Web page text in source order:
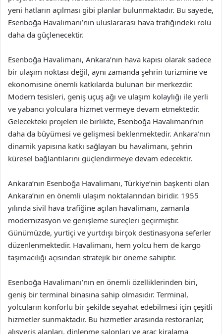
yeni hatların açılması gibi planlar bulunmaktadır. Bu sayede,
Esenboğa Havalimanı’nın uluslararası hava trafiğindeki rolü
daha da güçlenecektir.
Esenboğa Havalimanı, Ankara’nın hava kapısı olarak sadece
bir ulaşım noktası değil, aynı zamanda şehrin turizmine ve
ekonomisine önemli katkılarda bulunan bir merkezdir.
Modern tesisleri, geniş uçuş ağı ve ulaşım kolaylığı ile yerli
ve yabancı yolculara hizmet vermeye devam etmektedir.
Gelecekteki projeleri ile birlikte, Esenboğa Havalimanı’nın
daha da büyümesi ve gelişmesi beklenmektedir. Ankara’nın
dinamik yapısına katkı sağlayan bu havalimanı, şehrin
küresel bağlantılarını güçlendirmeye devam edecektir.
Ankara’nın Esenboğa Havalimanı, Türkiye’nin başkenti olan
Ankara’nın en önemli ulaşım noktalarından biridir. 1955
yılında sivil hava trafiğine açılan havalimanı, zamanla
modernizasyon ve genişleme süreçleri geçirmiştir.
Günümüzde, yurtiçi ve yurtdışı birçok destinasyona seferler
düzenlenmektedir. Havalimanı, hem yolcu hem de kargo
taşımacılığı açısından stratejik bir öneme sahiptir.
Esenboğa Havalimanı’nın en önemli özelliklerinden biri,
geniş bir terminal binasına sahip olmasıdır. Terminal,
yolcuların konforlu bir şekilde seyahat edebilmesi için çeşitli
hizmetler sunmaktadır. Bu hizmetler arasında restoranlar,
alışveriş alanları, dinlenme salonları ve araç kiralama